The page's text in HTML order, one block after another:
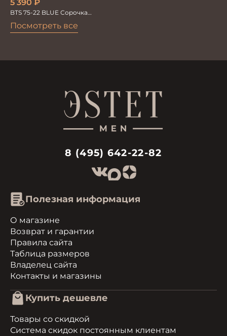
Посмотреть все
5 390 ₽
BTS 75-22 BLUE Сорочка
мужская лайкра бамбук
8 (495) 642-22-82
Полезная информация
О магазине
Возврат и гарантии
Правила сайта
Таблица размеров
Владелец сайта
Контакты и магазины
Купить дешевле
Товары со скидкой
Система скидок постоянным клиентам